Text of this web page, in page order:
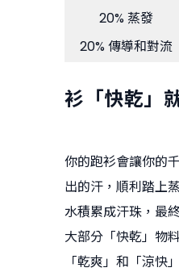
20% 蒸發
20% 傳導和對流
衫「快乾」
你的跑衫會讓你的
出的汗，順利踏上
水積累成汗珠，最
大部分「快乾」物
「乾爽」和「涼快